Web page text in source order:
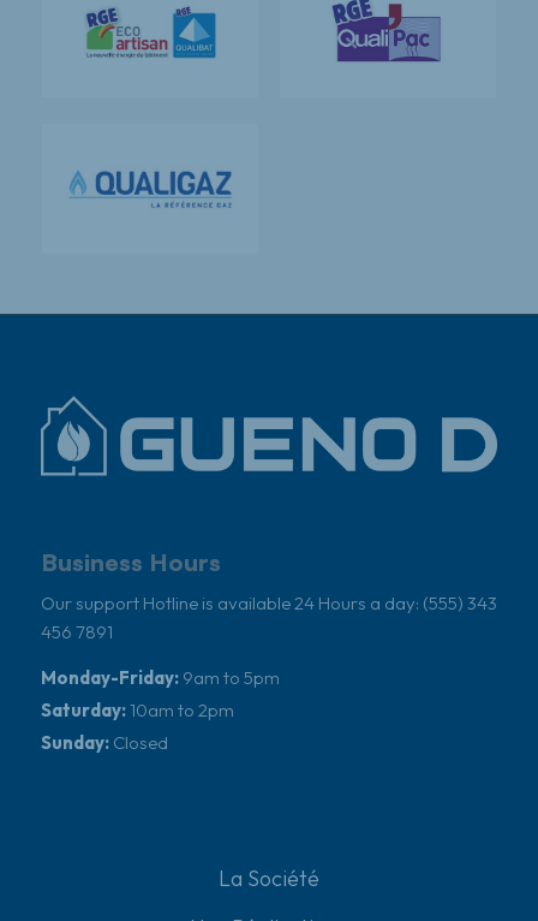
Business Hours
Our support Hotline is available 24 Hours a day: (555) 343
456 7891
Monday-Friday: 9am to 5pm
Saturday:10am to 2pm
Sunday: Closed
La Société